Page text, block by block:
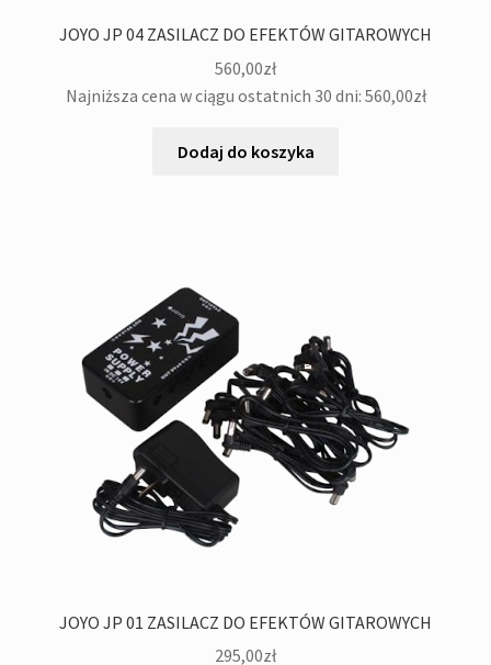
JOYO JP 04 ZASILACZ DO EFEKTÓW GITAROWYCH
560,00zł
Najniższa cena w ciągu ostatnich 30 dni: 560,00zł
Dodaj do koszyka
JOYO JP 01 ZASILACZ DO EFEKTÓW GITAROWYCH
295,00zł